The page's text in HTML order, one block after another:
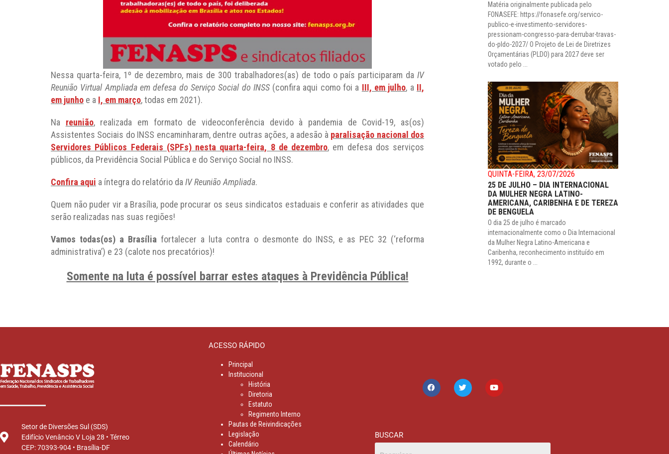
Nessa quarta-feira, 1º de dezembro, mais de 300 trabalhadores(as) de todo o país participaram da IV
Reunião Virtual Ampliada em defesa do Serviço Social do INSS(confira aqui como foi a III, em julho, a II,
em junho e a I, em março, todas em 2021).
Na reunião, realizada em formato de videoconferência devido à pandemia de Covid-19, as(os)
Assistentes Sociais do INSS encaminharam, dentre outras ações, a adesão à paralisação nacional dos
Servidores Públicos Federais (SPFs) nesta quarta-feira, 8 de dezembro, em defesa dos serviços
públicos, da Previdência Social Pública e do Serviço Social no INSS.
Confira aqui a íntegra do relatório da IV Reunião Ampliada.
Quem não puder vir a Brasília, pode procurar os seus sindicatos estaduais e conferir as atividades que
serão realizadas nas suas regiões!
Vamos todas(os) a Brasília fortalecer a luta contra o desmonte do INSS, e as PEC 32 (‘reforma
administrativa’) e 23 (calote nos precatórios)!
Somente na luta é possível barrar estes ataques à Previdência Pública!
Matéria originalmente publicada pelo
FONASEFE: https://fonasefe.org/servico-
publico-e-investimento-servidores-
pressionam-congresso-para-derrubar-travas-
do-pldo-2027/ O Projeto de Lei de Diretrizes
Orçamentárias (PLDO) para 2027 deve ser
votado pelo ...
QUINTA-FEIRA, 23/07/2026
25 DE JULHO – DIA INTERNACIONAL
DA MULHER NEGRA LATINO-
AMERICANA, CARIBENHA E DE TEREZA
DE BENGUELA
O dia 25 de julho é marcado
internacionalmente como o Dia Internacional
da Mulher Negra Latino-Americana e
Caribenha, reconhecimento instituído em
1992, durante o ...
Setor de Diversões Sul (SDS)
Edifício Venâncio V Loja 28 • Térreo
CEP: 70393-904 • Brasília-DF
ACESSO RÁPIDO
Principal
Institucional
História
Diretoria
Estatuto
Regimento Interno
Pautas de Reivindicações
Legislação
Calendário
BUSCAR